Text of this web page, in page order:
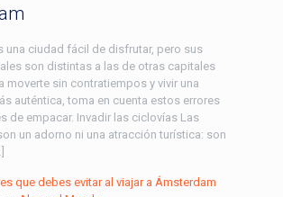
una ciudad fácil de disfrutar, pero sus
son distintas a las de otras capitales
moverte sin contratiempos y vivir una
auténtica, toma en cuenta estos errores
de empacar. Invadir las ciclovías Las
un adorno ni una atracción turística: son
que debes evitar al viajar a Ámsterdam